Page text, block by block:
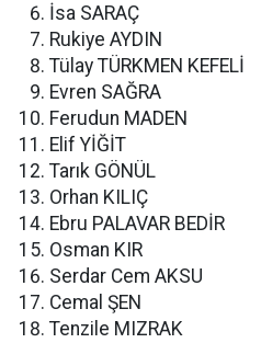
İsa SARAÇ
Rukiye AYDIN
Tülay TÜRKMEN KEFELİ
Evren SAĞRA
Ferudun MADEN
Elif YİĞİT
Tarık GÖNÜL
Orhan KILIÇ
Ebru PALAVAR BEDİR
Osman KIR
Serdar Cem AKSU
Cemal ŞEN
Tenzile MIZRAK